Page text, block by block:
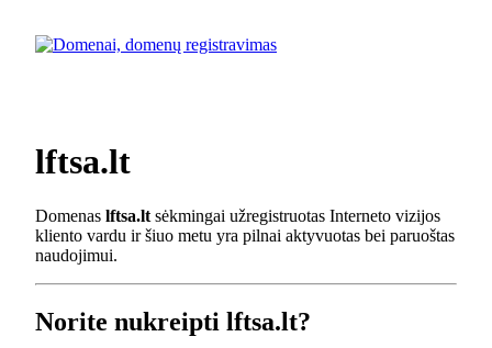
lftsa.lt
Domenas lftsa.lt sėkmingai užregistruotas Interneto vizijos
kliento vardu ir šiuo metu yra pilnai aktyvuotas bei paruoštas
naudojimui.
Norite nukreipti lftsa.lt?